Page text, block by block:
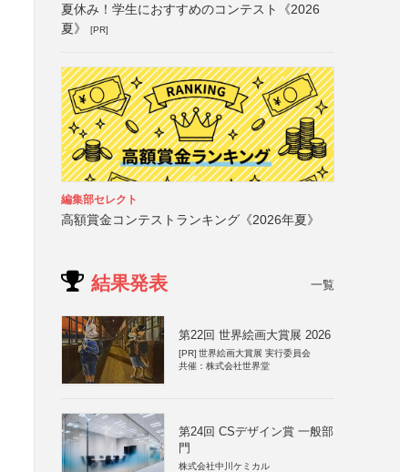
夏休み！学生におすすめのコンテスト《2026
夏》
[PR]
編集部セレクト
高額賞金コンテストランキング《2026年夏》
結果発表 一覧
第22回 世界絵画大賞展 2026
[PR] 世界絵画大賞展 実行委員会
共催：株式会社世界堂
第24回 CSデザイン賞 一般部
門
株式会社中川ケミカル